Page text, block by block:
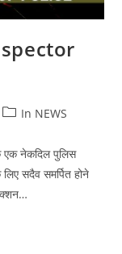
PostIn NEWS
नेकदिल पुलिस
सदैव समर्पित होने